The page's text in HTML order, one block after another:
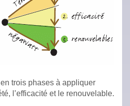
trois phases à appliquer
l’efficacité et le renouvelable.